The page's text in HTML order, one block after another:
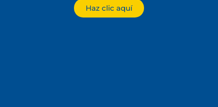
Haz clic aquí